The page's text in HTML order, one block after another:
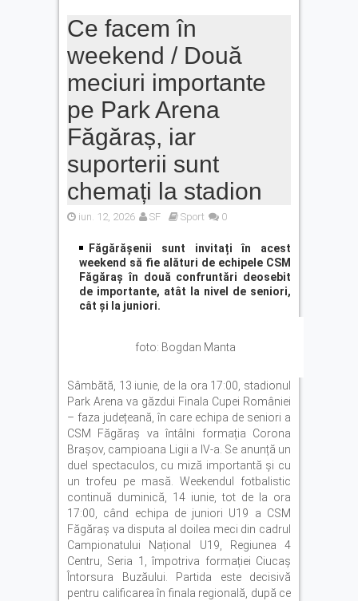
Ce facem în
weekend / Două
meciuri importante
pe Park Arena
Făgăraș, iar
suporterii sunt
chemați la stadion
iun. 12, 2026 SF Sport 0
Făgărășenii sunt invitați în acest
weekend să fie alături de echipele CSM
Făgăraș în două confruntări deosebit
de importante, atât la nivel de seniori,
cât și la juniori.
foto: Bogdan Manta
Sâmbătă, 13 iunie, de la ora 17:00, stadionul
Park Arena va găzdui Finala Cupei României
– faza județeană, în care echipa de seniori a
CSM Făgăraș va întâlni formația Corona
Brașov, campioana Ligii a IV-a. Se anunță un
duel spectaculos, cu miză importantă și cu
un trofeu pe masă. Weekendul fotbalistic
continuă duminică, 14 iunie, tot de la ora
17:00, când echipa de juniori U19 a CSM
Făgăraș va disputa al doilea meci din cadrul
Campionatului Național U19, Regiunea 4
Centru, Seria 1, împotriva formației Ciucaș
Întorsura Buzăului. Partida este decisivă
pentru calificarea în finala regională, după ce